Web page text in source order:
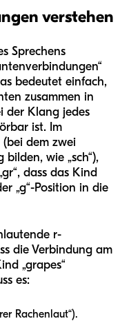
verstehen
Sprechens
bedeutet einfach,
zusammen in
der Klang jedes
ist. Im
(bei dem zwei
wie „sch“),
dass das Kind
„g“-Position in die
r-
die Verbindung am
„grapes“
es:
Rachenlaut“).